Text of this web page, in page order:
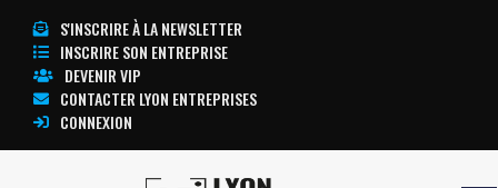
S'INSCRIRE À LA NEWSLETTER
INSCRIRE SON ENTREPRISE
DEVENIR VIP
CONTACTER LYON ENTREPRISES
CONNEXION